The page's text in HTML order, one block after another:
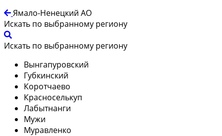
Ямало-Ненецкий АО
Искать по выбранному региону
Искать по выбранному региону
Вынгапуровский
Губкинский
Коротчаево
Красноселькуп
Лабытнанги
Мужи
Муравленко